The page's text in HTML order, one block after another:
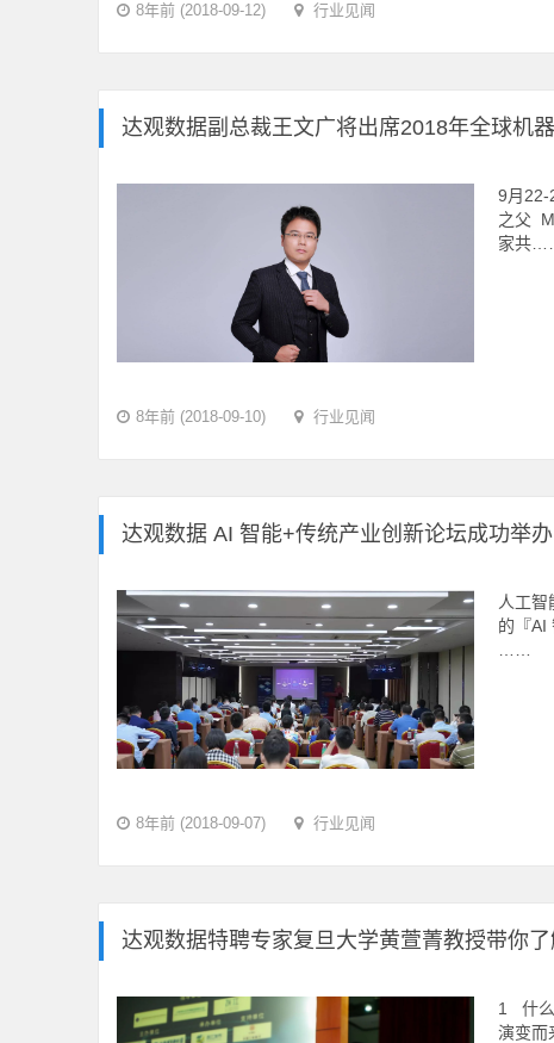
8年前 (2018-09-12) 行业见闻
达观数据副总裁王文广将出席2018年全球机
9月22-
之父
家共……
8年前 (2018-09-10) 行业见闻
达观数据 AI 智能+传统产业创新论坛成功举办
人工
的『AI
8年前 (2018-09-07) 行业见闻
达观数据特聘专家复旦大学黄萱菁教授带你
1 什么
演变而